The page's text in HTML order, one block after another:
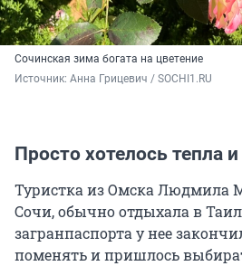
Сочинская зима богата на цветение
Источник: Анна Грицевич / SOCHI1.RU
Просто хотелось тепла
Туристка из Омска Людмила
Сочи, обычно отдыхала в
загранпаспорта у нее
поменять и пришлось